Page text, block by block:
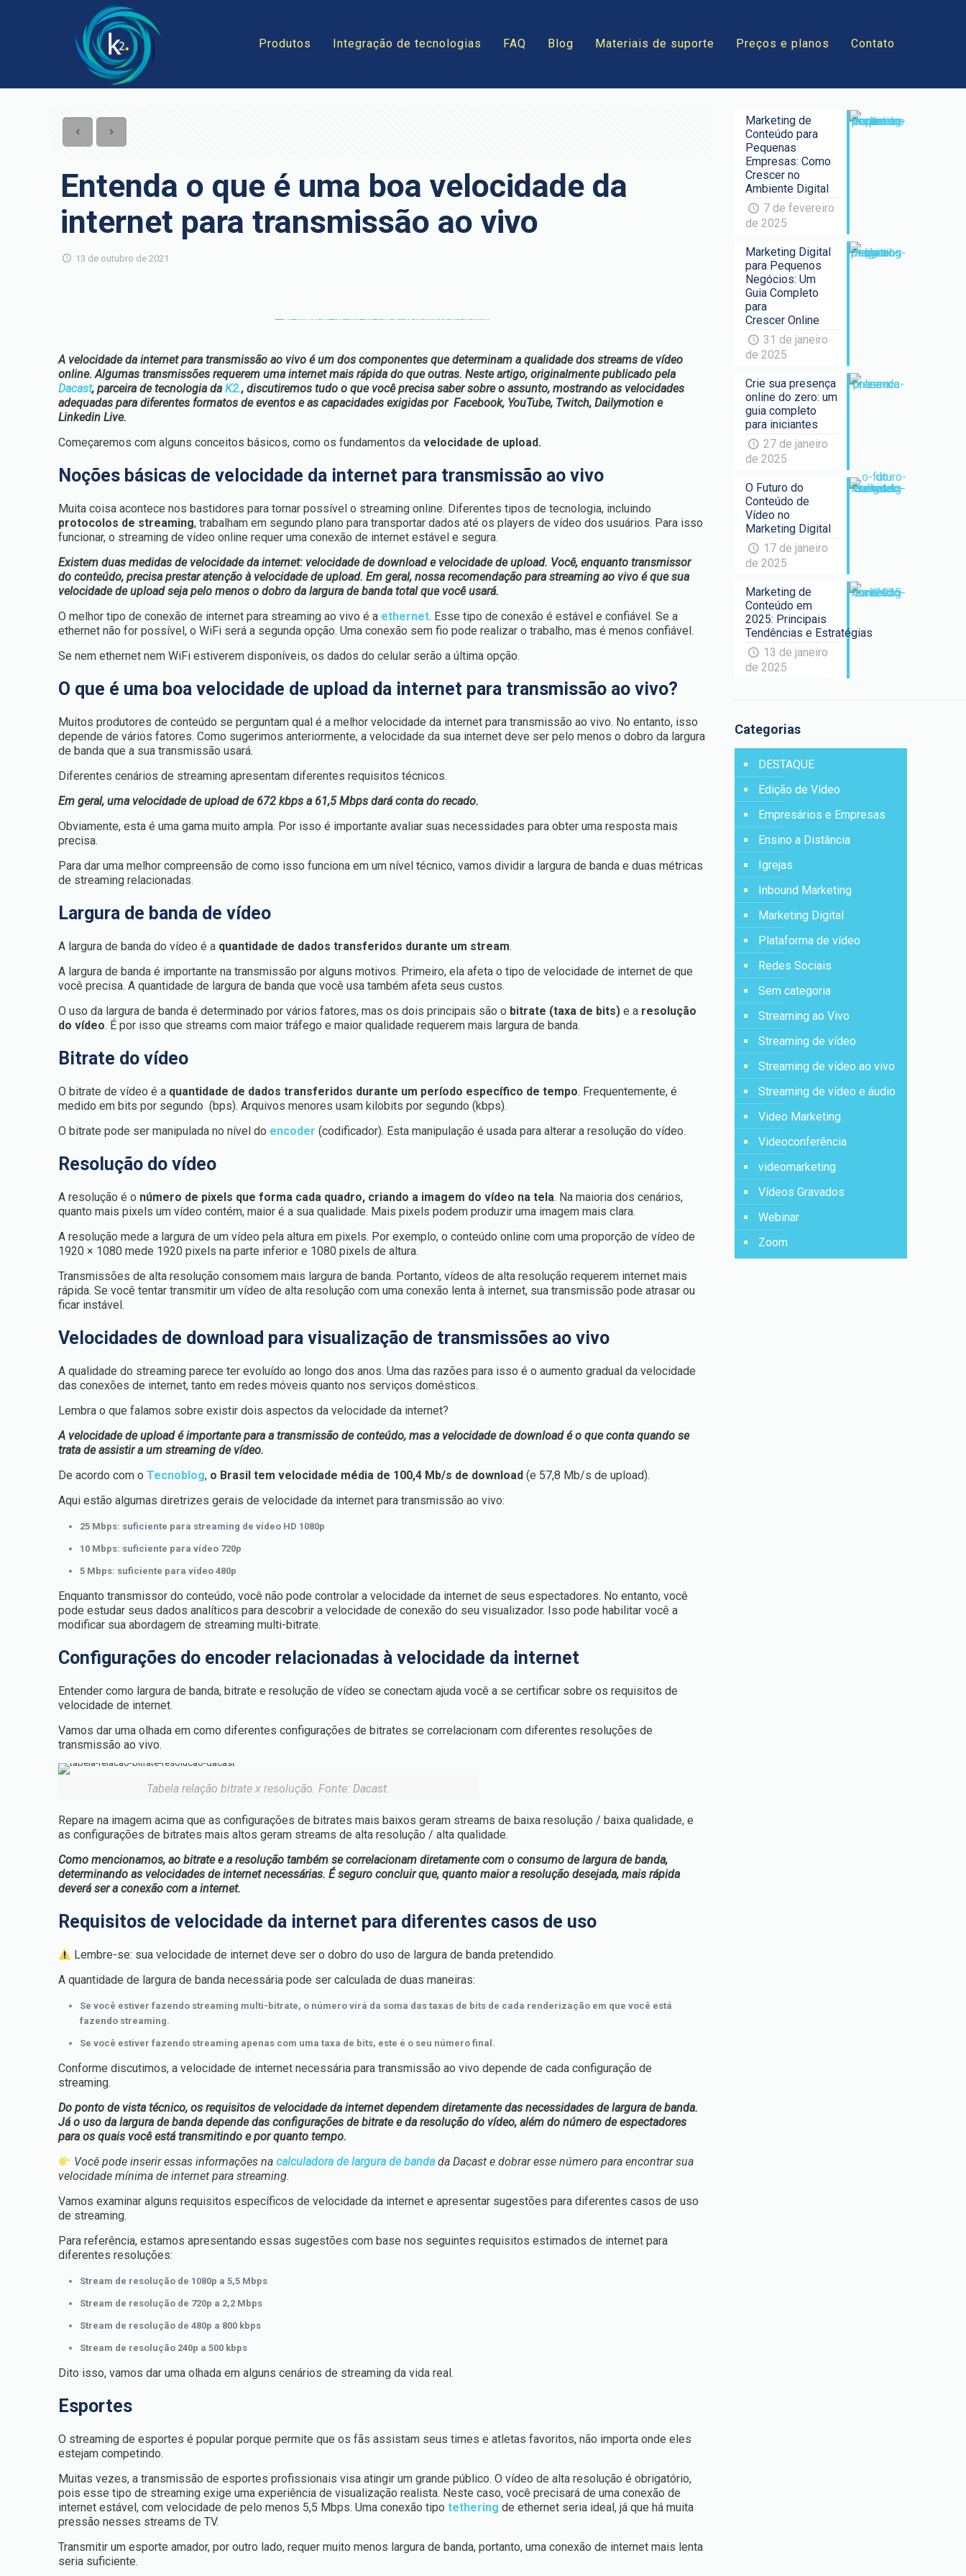
Produtos Integração de tecnologias FAQ Blog Materiais de suporte Preços e planos Contato
Entenda o que é uma boa velocidade da
internet para transmissão ao vivo
13 de outubro de 2021
A velocidade da internet para transmissão ao vivo é um dos componentes que determinam a qualidade dos streams de vídeo
online. Algumas transmissões requerem uma internet mais rápida do que outras. Neste artigo, originalmente publicado pela
Dacast, parceira de tecnologia daK2., discutiremos tudo o que você precisa saber sobre o assunto, mostrando as velocidades
adequadas para diferentes formatos de eventos e as capacidades exigidas por Facebook, YouTube, Twitch, Dailymotion e
Linkedin Live.
Começaremos com alguns conceitos básicos, como os fundamentos davelocidade de upload.
Noções básicas de velocidade da internet para transmissão ao vivo
Muita coisa acontece nos bastidores para tornar possível o streaming online. Diferentes tipos de tecnologia, incluindo
protocolos de streaming, trabalham em segundo plano para transportar dados até os players de vídeo dos usuários. Para isso
funcionar, o streaming de vídeo online requer uma conexão de internet estável e segura.
Existem duas medidas de velocidade da internet: velocidade de download e velocidade de upload. Você, enquanto transmissor
do conteúdo, precisa prestar atenção à velocidade de upload. Em geral, nossa recomendação para streaming ao vivo é que sua
velocidade de upload seja pelo menos o dobro da largura de banda total que você usará.
O melhor tipo de conexão de internet para streaming ao vivo é a ethernet. Esse tipo de conexão é estável e confiável. Se a
ethernet não for possível, o WiFi será a segunda opção. Uma conexão sem fio pode realizar o trabalho, mas é menos confiável.
Se nem ethernet nem WiFi estiverem disponíveis, os dados do celular serão a última opção.
O que é uma boa velocidade de upload da internet para transmissão ao vivo?
Muitos produtores de conteúdo se perguntam qual é a melhor velocidade da internet para transmissão ao vivo. No entanto, isso
depende de vários fatores. Como sugerimos anteriormente, a velocidade da sua internet deve ser pelo menos o dobro da largura
de banda que a sua transmissão usará.
Diferentes cenários de streaming apresentam diferentes requisitos técnicos.
Em geral, uma velocidade de upload de 672 kbps a 61,5 Mbps dará conta do recado.
Obviamente, esta é uma gama muito ampla. Por isso é importante avaliar suas necessidades para obter uma resposta mais
precisa.
Para dar uma melhor compreensão de como isso funciona em um nível técnico, vamos dividir a largura de banda e duas métricas
de streaming relacionadas.
Largura de banda de vídeo
A largura de banda do vídeo é a quantidade de dados transferidos durante um stream.
A largura de banda é importante na transmissão por alguns motivos. Primeiro, ela afeta o tipo de velocidade de internet de que
você precisa. A quantidade de largura de banda que você usa também afeta seus custos.
O uso da largura de banda é determinado por vários fatores, mas os dois principais são o bitrate (taxa de bits) e a resolução
do vídeo. É por isso que streams com maior tráfego e maior qualidade requerem mais largura de banda.
Bitrate do vídeo
O bitrate de vídeo é a quantidade de dados transferidos durante um período específico de tempo. Frequentemente, é
medido em bits por segundo (bps). Arquivos menores usam kilobits por segundo (kbps).
O bitrate pode ser manipulada no nível do encoder (codificador). Esta manipulação é usada para alterar a resolução do vídeo.
Resolução do vídeo
A resolução é o número de pixels que forma cada quadro, criando a imagem do vídeo na tela. Na maioria dos cenários,
quanto mais pixels um vídeo contém, maior é a sua qualidade. Mais pixels podem produzir uma imagem mais clara.
A resolução mede a largura de um vídeo pela altura em pixels. Por exemplo, o conteúdo online com uma proporção de vídeo de
1920 × 1080 mede 1920 pixels na parte inferior e 1080 pixels de altura.
Transmissões de alta resolução consomem mais largura de banda. Portanto, vídeos de alta resolução requerem internet mais
rápida. Se você tentar transmitir um vídeo de alta resolução com uma conexão lenta à internet, sua transmissão pode atrasar ou
ficar instável.
Velocidades de download para visualização de transmissões ao vivo
A qualidade do streaming parece ter evoluído ao longo dos anos. Uma das razões para isso é o aumento gradual da velocidade
das conexões de internet, tanto em redes móveis quanto nos serviços domésticos.
Lembra o que falamos sobre existir dois aspectos da velocidade da internet?
A velocidade de upload é importante para a transmissão de conteúdo, mas a velocidade de download é o que conta quando se
trata de assistir a um streaming de vídeo.
De acordo com oTecnoblog, o Brasil tem velocidade média de 100,4 Mb/s de download(e 57,8 Mb/s de upload).
Aqui estão algumas diretrizes gerais de velocidade da internet para transmissão ao vivo:
25 Mbps: suficiente para streaming de vídeo HD 1080p
10 Mbps: suficiente para vídeo 720p
5 Mbps: suficiente para vídeo 480p
Enquanto transmissor do conteúdo, você não pode controlar a velocidade da internet de seus espectadores. No entanto, você
pode estudar seus dados analíticos para descobrir a velocidade de conexão do seu visualizador. Isso pode habilitar você a
modificar sua abordagem de streaming multi-bitrate.
Configurações do encoder relacionadas à velocidade da internet
Entender como largura de banda, bitrate e resolução de vídeo se conectam ajuda você a se certificar sobre os requisitos de
velocidade de internet.
Vamos dar uma olhada em como diferentes configurações de bitrates se correlacionam com diferentes resoluções de
transmissão ao vivo.
Tabela relação bitrate x resolução. Fonte: Dacast.
Repare na imagem acima que as configurações de bitrates mais baixos geram streams de baixa resolução / baixa qualidade, e
as configurações de bitrates mais altos geram streams de alta resolução / alta qualidade.
Como mencionamos, ao bitrate e a resolução também se correlacionam diretamente com o consumo de largura de banda,
determinando as velocidades de internet necessárias. É seguro concluir que, quanto maior a resolução desejada, mais rápida
deverá ser a conexão com a internet.
Requisitos de velocidade da internet para diferentes casos de uso
Lembre-se: sua velocidade de internet deve ser o dobro do uso de largura de banda pretendido.
A quantidade de largura de banda necessária pode ser calculada de duas maneiras:
Se você estiver fazendo streaming multi-bitrate, o número virá da soma das taxas de bits de cada renderização em que você está
fazendo streaming.
Se você estiver fazendo streaming apenas com uma taxa de bits, este é o seu número final.
Conforme discutimos, a velocidade de internet necessária para transmissão ao vivo depende de cada configuração de
streaming.
Do ponto de vista técnico, os requisitos de velocidade da internet dependem diretamente das necessidades de largura de banda.
Já o uso da largura de banda depende das configurações de bitrate e da resolução do vídeo, além do número de espectadores
para os quais você está transmitindo e por quanto tempo.
Você pode inserir essas informações nacalculadora de largura de banda da Dacast e dobrar esse número para encontrar sua
velocidade mínima de internet para streaming.
Vamos examinar alguns requisitos específicos de velocidade da internet e apresentar sugestões para diferentes casos de uso
de streaming.
Para referência, estamos apresentando essas sugestões com base nos seguintes requisitos estimados de internet para
diferentes resoluções:
Stream de resolução de 1080p a 5,5 Mbps
Stream de resolução de 720p a 2,2 Mbps
Stream de resolução de 480p a 800 kbps
Stream de resolução 240p a 500 kbps
Dito isso, vamos dar uma olhada em alguns cenários de streaming da vida real.
Esportes
O streaming de esportes é popular porque permite que os fãs assistam seus times e atletas favoritos, não importa onde eles
estejam competindo.
Muitas vezes, a transmissão de esportes profissionais visa atingir um grande público. O vídeo de alta resolução é obrigatório,
pois esse tipo de streaming exige uma experiência de visualização realista. Neste caso, você precisará de uma conexão de
internet estável, com velocidade de pelo menos 5,5 Mbps. Uma conexão tipotethering de ethernet seria ideal, já que há muita
pressão nesses streams de TV.
Transmitir um esporte amador, por outro lado, requer muito menos largura de banda, portanto, uma conexão de internet mais lenta
seria suficiente.
Marketing de
Conteúdo para
Pequenas
Empresas: Como
Crescer no
Ambiente Digital
7 de fevereiro
de 2025
Marketing Digital
para Pequenos
Negócios: Um
Guia Completo
para
Crescer Online
31 de janeiro
de 2025
Crie sua presença
online do zero: um
guia completo
para iniciantes
27 de janeiro
de 2025
O Futuro do
Conteúdo de
Vídeo no
Marketing Digital
17 de janeiro
de 2025
Marketing de
Conteúdo em
2025: Principais
Tendências e Estratégias
13 de janeiro
de 2025
Categorias
DESTAQUE
Edição de Vídeo
Empresários e Empresas
Ensino a Distância
Igrejas
Inbound Marketing
Marketing Digital
Plataforma de vídeo
Redes Sociais
Sem categoria
Streaming ao Vivo
Streaming de vídeo
Streaming de vídeo ao vivo
Streaming de vídeo e áudio
Video Marketing
Videoconferência
videomarketing
Vídeos Gravados
Webinar
Zoom